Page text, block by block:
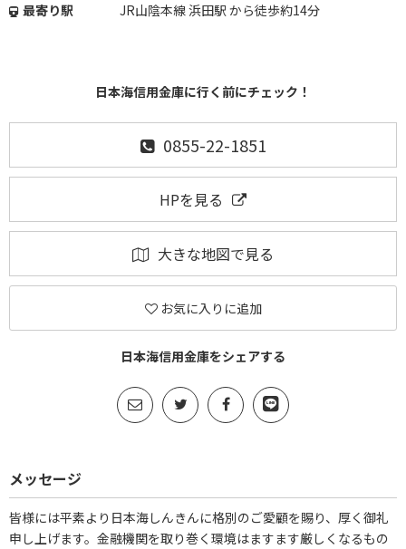
最寄り駅
JR山陰本線 浜田駅 から徒歩約14分
日本海信用金庫に行く前にチェック！
0855-22-1851
HPを見る
大きな地図で見る
お気に入りに追加
日本海信用金庫をシェアする
メッセージ
皆様には平素より日本海しんきんに格別のご愛顧を賜り、厚く御礼
申し上げます。金融機関を取り巻く環境はますます厳しくなるもの